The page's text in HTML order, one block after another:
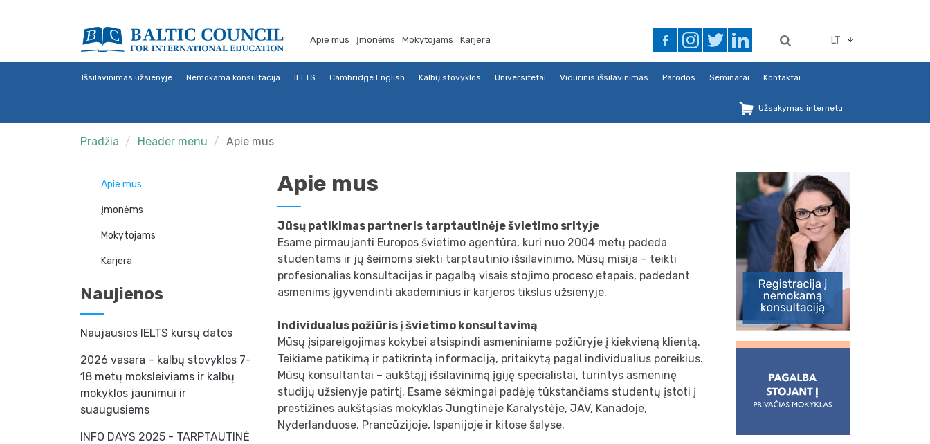
Apie mus Įmonėms Mokytojams Karjera LT
Išsilavinimas užsienyje Nemokama konsultacija IELTS Cambridge English Kalbų stovyklos Universitetai Vidurinis išsilavinimas Parodos Seminarai Kontaktai
Užsakymas internetu
Pradžia Header menu Apie mus
Apie mus
Įmonėms
Mokytojams
Karjera
Naujienos
Naujausios IELTS kursų datos
2026 vasara – kalbų stovyklos 7-
18 metų moksleiviams ir kalbų
mokyklos jaunimui ir
suaugusiems
INFO DAYS 2025 - TARPTAUTINĖ
Apie mus
Jūsų patikimas partneris tarptautinėje švietimo srityje
Esame pirmaujanti Europos švietimo agentūra, kuri nuo 2004 metų padeda
studentams ir jų šeimoms siekti tarptautinio išsilavinimo. Mūsų misija – teikti
profesionalias konsultacijas ir pagalbą visais stojimo proceso etapais, padedant
asmenims įgyvendinti akademinius ir karjeros tikslus užsienyje.
Individualus požiūris į švietimo konsultavimą
Mūsų įsipareigojimas kokybei atsispindi asmeniniame požiūryje į kiekvieną klientą.
Teikiame patikimą ir patikrintą informaciją, pritaikytą pagal individualius poreikius.
Mūsų konsultantai – aukštąjį išsilavinimą įgiję specialistai, turintys asmeninę
studijų užsienyje patirtį. Esame sėkmingai padėję tūkstančiams studentų įstoti į
prestižines aukštąsias mokyklas Jungtinėje Karalystėje, JAV, Kanadoje,
Nyderlanduose, Prancūzijoje, Ispanijoje ir kitose šalyse.